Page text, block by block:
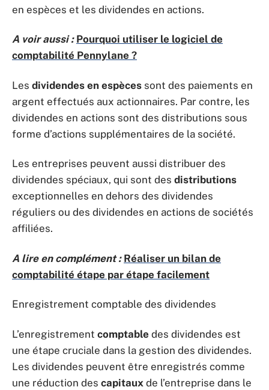
en espèces et les dividendes en actions.
A voir aussi : Pourquoi utiliser le logiciel de
comptabilité Pennylane ?
Les dividendes en espèces sont des paiements en
argent effectués aux actionnaires. Par contre, les
dividendes en actions sont des distributions sous
forme d’actions supplémentaires de la société.
Les entreprises peuvent aussi distribuer des
dividendes spéciaux, qui sont des distributions
exceptionnelles en dehors des dividendes
réguliers ou des dividendes en actions de sociétés
affiliées.
A lire en complément : Réaliser un bilan de
comptabilité étape par étape facilement
Enregistrement comptable des dividendes
L’enregistrement comptable des dividendes est
une étape cruciale dans la gestion des dividendes.
Les dividendes peuvent être enregistrés comme
une réduction des capitaux de l’entreprise dans le